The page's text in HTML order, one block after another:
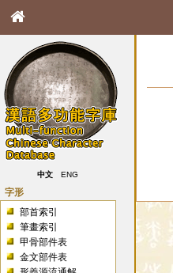
中文 ENG
字形
部首索引
筆畫索引
甲骨部件表
金文部件表